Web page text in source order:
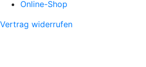
Online-Shop
Vertrag widerrufen